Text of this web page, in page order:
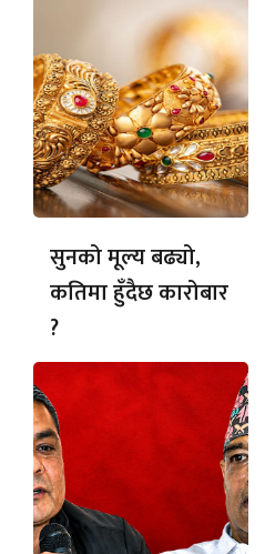
सुनको मूल्य बढ्यो,
कतिमा हुँदैछ कारोबार
?